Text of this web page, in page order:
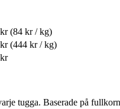
(84 kr / kg)
(444 kr / kg)
tugga. Baserade på